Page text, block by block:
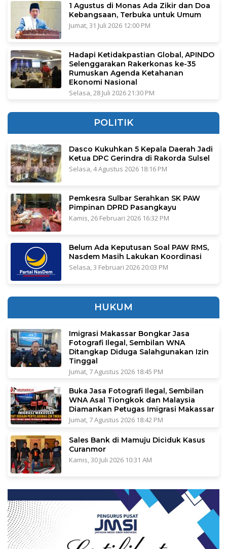
1 Agustus di Monas Ada Zikir dan Doa
Kebangsaan, Terbuka untuk Umum
Jumat, 31 Juli 2026 12:00 PM
Hadapi Ketidakpastian Global, APINDO
Selenggarakan Rakerkonas ke-35
Rumuskan Agenda Ketahanan
Ekonomi Nasional
Selasa, 28 Juli 2026 21:30 PM
POLITIK
Dasco Kukuhkan 5 Kepala Daerah Jadi
Ketua DPC Gerindra di Rakorda Sulsel
Selasa, 4 Agustus 2026 18:16 PM
Pemkesra Sulbar Serahkan SK PAW
Pimpinan DPRD Pasangkayu
Kamis, 26 Februari 2026 16:32 PM
Belum Ada Keputusan Soal PAW RMS,
Nasdem Masih Lakukan Koordinasi
Selasa, 3 Februari 2026 20:03 PM
HUKUM
Imigrasi Makassar Bongkar Jasa
Fotografi Ilegal, Sembilan WNA
Ditangkap Diduga Salahgunakan Izin
Tinggal
Jumat, 7 Agustus 2026 18:45 PM
Buka Jasa Fotografi Ilegal, Sembilan
WNA Asal Tiongkok dan Malaysia
Diamankan Petugas Imigrasi Makassar
Jumat, 7 Agustus 2026 18:42 PM
Sales Bank di Mamuju Diciduk Kasus
Curanmor
Kamis, 30 Juli 2026 10:31 AM